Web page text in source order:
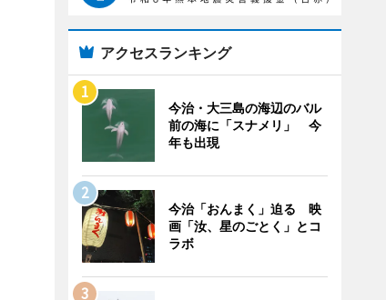
アクセスランキング
今治・大三島の海辺のバル
前の海に「スナメリ」 今
年も出現
今治「おんまく」迫る 映
画「汝、星のごとく」とコ
ラボ